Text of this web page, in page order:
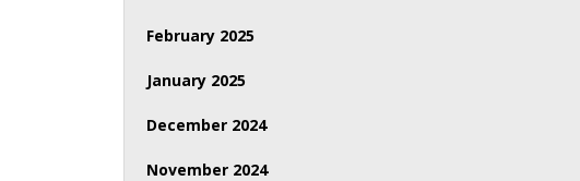
February 2025
January 2025
December 2024
November 2024